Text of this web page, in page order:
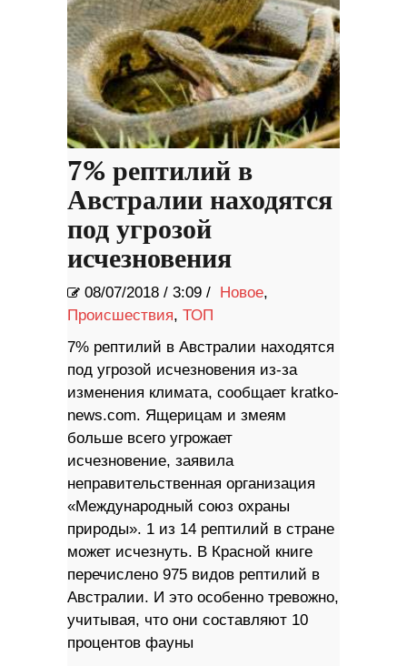
7% рептилий в
Австралии находятся
под угрозой
исчезновения
08/07/2018 / 3:09 / Новое,
Происшествия, ТОП
7% рептилий в Австралии находятся
под угрозой исчезновения из-за
изменения климата, сообщает kratko-
news.com. Ящерицам и змеям
больше всего угрожает
исчезновение, заявила
неправительственная организация
«Международный союз охраны
природы». 1 из 14 рептилий в стране
может исчезнуть. В Красной книге
перечислено 975 видов рептилий в
Австралии. И это особенно тревожно,
учитывая, что они составляют 10
процентов фауны